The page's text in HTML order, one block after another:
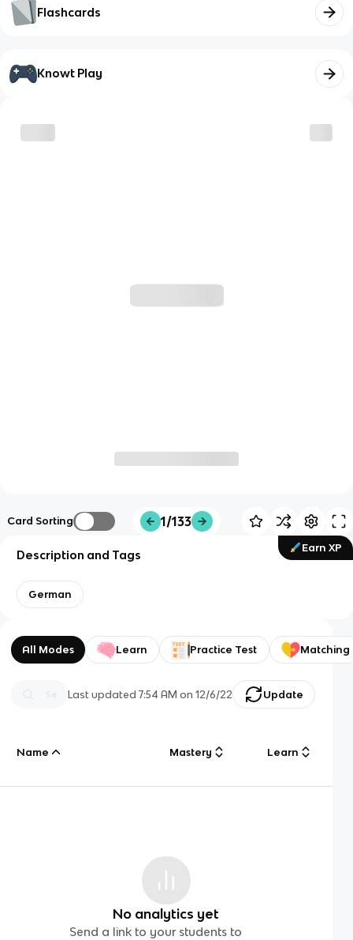
Flashcards
Knowt Play
Card Sorting 1/133
Earn XP
Description and Tags
German
All Modes Learn Practice Test Matching
Last updated7:54 AM on 12/6/22 Update
Name Mastery Learn
No analytics yet
Send a link to your students to